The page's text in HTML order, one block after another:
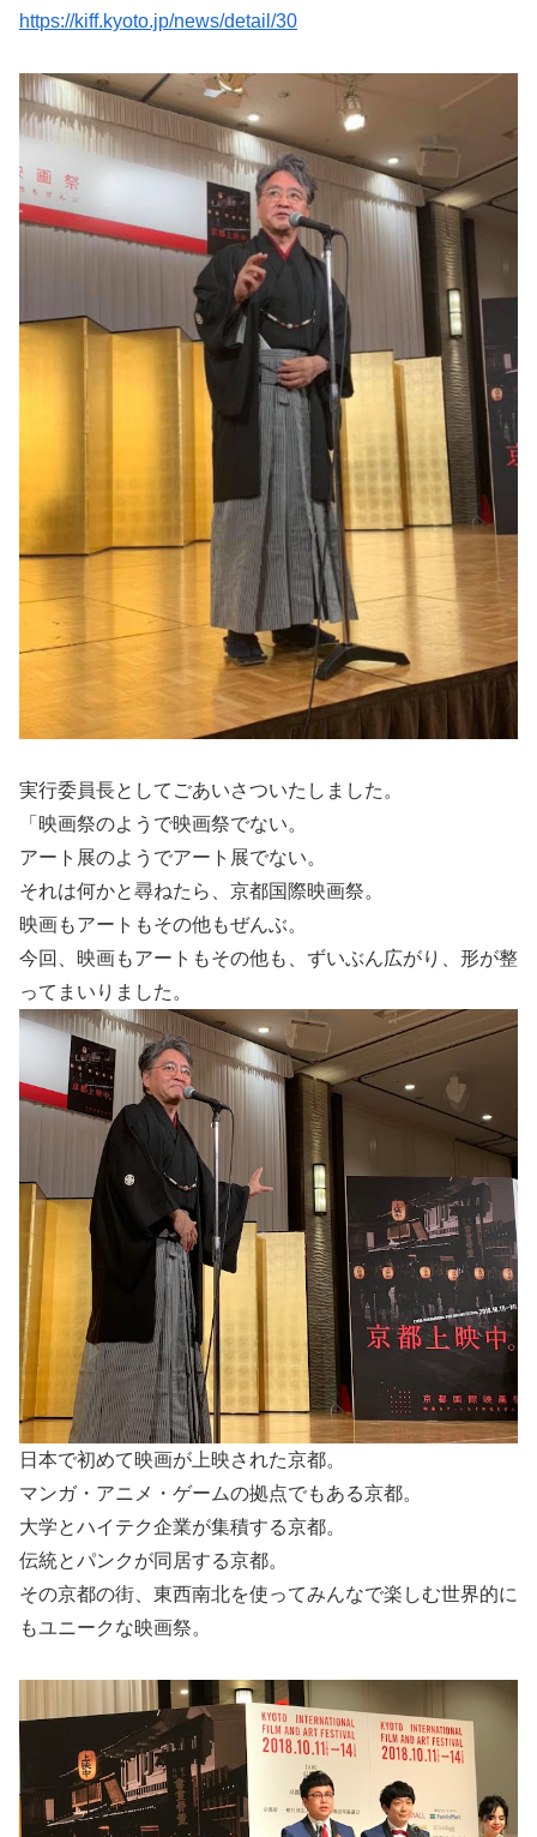
https://kiff.kyoto.jp/news/detail/30
実行委員長としてごあいさついたしました。
「映画祭のようで映画祭でない。
アート展のようでアート展でない。
それは何かと尋ねたら、京都国際映画祭。
映画もアートもその他もぜんぶ。
今回、映画もアートもその他も、ずいぶん広がり、形が整
ってまいりました。
日本で初めて映画が上映された京都。
マンガ・アニメ・ゲームの拠点でもある京都。
大学とハイテク企業が集積する京都。
伝統とパンクが同居する京都。
その京都の街、東西南北を使ってみんなで楽しむ世界的に
もユニークな映画祭。